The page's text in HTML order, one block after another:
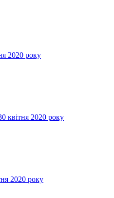
2020 року
квітня 2020 року
2020 року